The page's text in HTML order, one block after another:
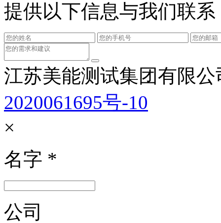
提供以下信息与我们联
江苏美能测试集团有限公
2020061695号-10
×
名字 *
公司